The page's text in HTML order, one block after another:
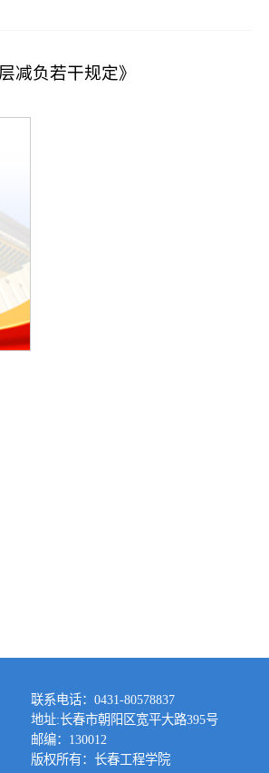
减负若干规定》
联系电话：0431-80578837
地址:长春市朝阳区宽平大路395号
邮编：130012
版权所有：长春工程学院